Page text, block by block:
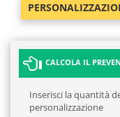
CALCOLA IL
Inserisci la quantità
personalizzazione